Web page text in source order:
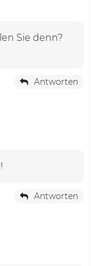
Sie denn?
Antworten
Antworten